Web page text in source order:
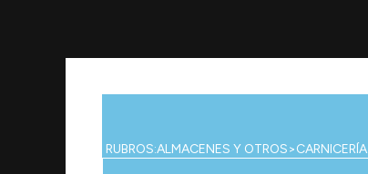
contenido
RUBROS:ALMACENES Y OTROS>CARNICERÍA